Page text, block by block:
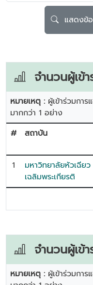
แสดงข้
จำนวนผู้เข้า
หมายเหตุ : ผู้เข้าร่วมกา
มากกว่า 1 อย่าง
#
สถาบัน
1
มหาวิทยาลัยหัวเฉียว
เฉลิมพระเกียรติ
จำนวนผู้เข้า
หมายเหตุ : ผู้เข้าร่วมกา